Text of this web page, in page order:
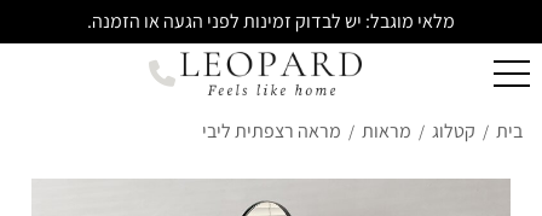
מלאי מוגבל: יש לבדוק זמינות לפני הגעה או הזמנה.
בית / קטלוג / מראות / מראה רצפתית ליבי